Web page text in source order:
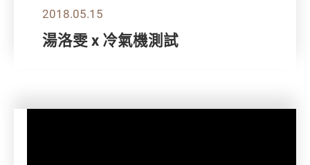
2018.05.15
湯洛雯 x 冷氣機測試